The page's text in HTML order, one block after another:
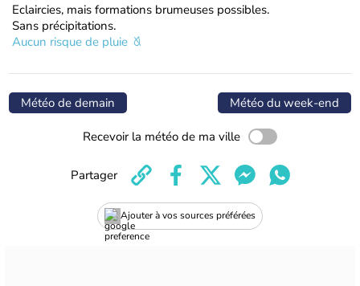
Eclaircies, mais formations brumeuses possibles.
Sans précipitations.
Aucun risque de pluie
Météo de demain Météo du week-end
Recevoir la météo de ma ville
Ajouter à vos sources préférées
Partager